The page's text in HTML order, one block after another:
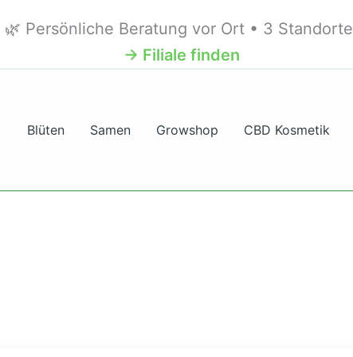
🌿 Persönliche Beratung vor Ort • 3 Standorte
→ Filiale finden
Blüten Samen Growshop CBD Kosmetik